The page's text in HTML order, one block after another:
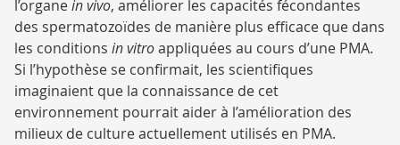
l’organein vivo, améliorer les capacités fécondantes
des spermatozoïdes de manière plus efficace que dans
les conditions in vitroappliquées au cours d’une PMA.
Si l’hypothèse se confirmait, les scientifiques
imaginaient que la connaissance de cet
environnement pourrait aider à l’amélioration des
milieux de culture actuellement utilisés en PMA.